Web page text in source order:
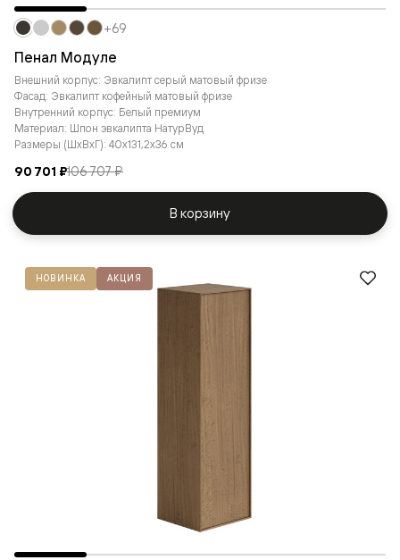
Пенал Модуле
Внешний корпус: Эвкалипт серый матовый фризе
Фасад: Эвкалипт кофейный матовый фризе
Внутренний корпус: Белый премиум
Материал: Шпон эвкалипта НатурВуд
Размеры (ШxВxГ): 40x131,2x36 см
90 701 ₽106 707 ₽
+69
В корзину
НОВИНКА АКЦИЯ